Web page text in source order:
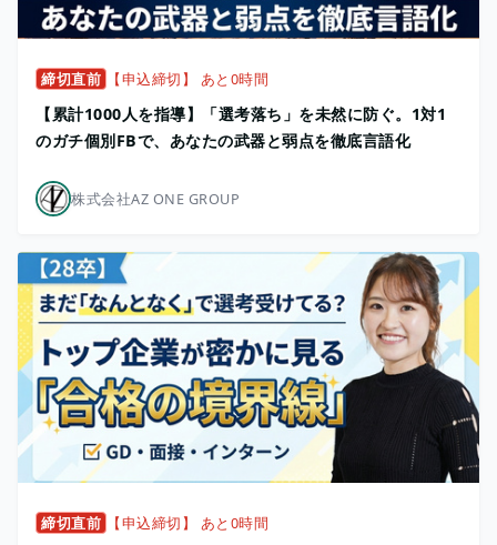
締切直前 【申込締切】 あと0時間
【累計1000人を指導】「選考落ち」を未然に防ぐ。1対1
のガチ個別FBで、あなたの武器と弱点を徹底言語化
株式会社AZ ONE GROUP
締切直前 【申込締切】 あと0時間